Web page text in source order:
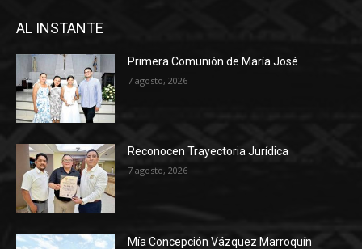
AL INSTANTE
Primera Comunión de María José
7 agosto, 2026
Reconocen Trayectoria Jurídica
7 agosto, 2026
Mía Concepción Vázquez Marroquín